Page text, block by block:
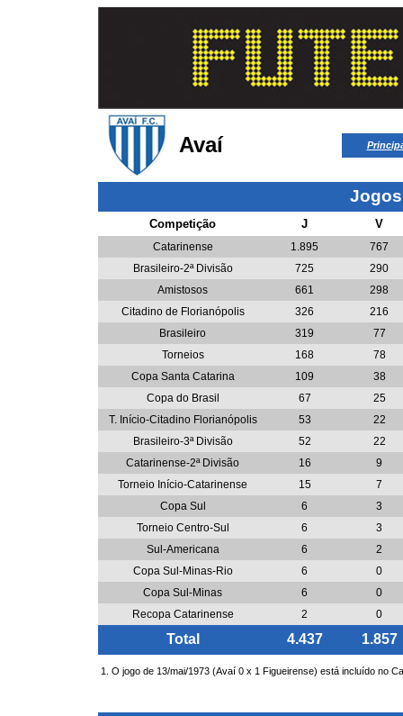
Avaí
Competição J V
Catarinense 1.895
767
Brasileiro-2ª Divisão
725
290
Amistosos
661
298
Citadino de Florianópolis
326
216
Brasileiro
319
77
Torneios
168
78
Copa Santa Catarina
109
38
Copa do Brasil
67
25
T. Início-Citadino Florianópolis
53
22
Brasileiro-3ª Divisão
52
22
Catarinense-2ª Divisão
16
9
Torneio Início-Catarinense
15
7
Copa Sul
6
3
Torneio Centro-Sul
6
3
Sul-Americana
6
2
Copa Sul-Minas-Rio
6
0
Copa Sul-Minas
6
0
Recopa Catarinense
2 0
Total 4.437 1.857
1. O jogo de 13/mai/1973 (Avaí 0 x 1 Figueirense) está incluído no